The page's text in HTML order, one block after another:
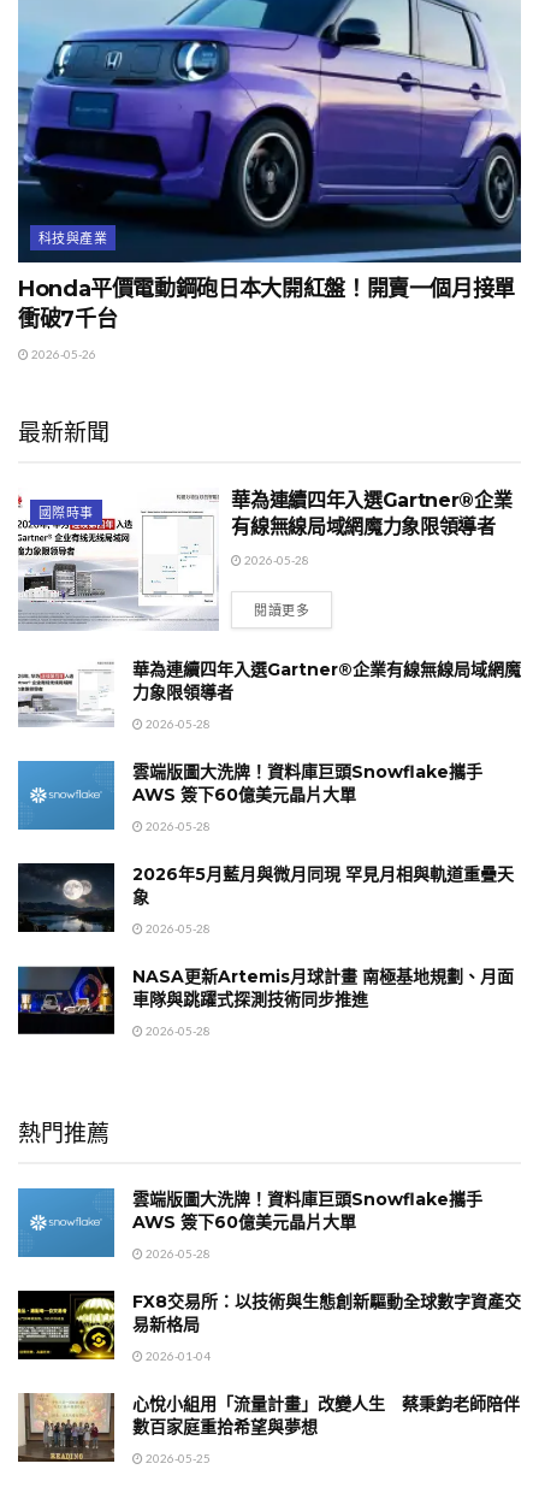
科技與產業
Honda平價電動鋼砲日本大開紅盤！開賣一個月接單
衝破7千台
2026-05-26
最新新聞
國際時事
華為連續四年入選Gartner®企業
有線無線局域網魔力象限領導者
2026-05-28
閱讀更多
華為連續四年入選Gartner®企業有線無線局域網魔
力象限領導者
2026-05-28
雲端版圖大洗牌！資料庫巨頭Snowflake攜手
AWS 簽下60億美元晶片大單
2026-05-28
2026年5月藍月與微月同現 罕見月相與軌道重疊天
象
2026-05-28
NASA更新Artemis月球計畫 南極基地規劃、月面
車隊與跳躍式探測技術同步推進
2026-05-28
熱門推薦
雲端版圖大洗牌！資料庫巨頭Snowflake攜手
AWS 簽下60億美元晶片大單
2026-05-28
FX8交易所：以技術與生態創新驅動全球數字資產交
易新格局
2026-01-04
心悅小組用「流量計畫」改變人生 蔡秉鈞老師陪伴
數百家庭重拾希望與夢想
2026-05-25